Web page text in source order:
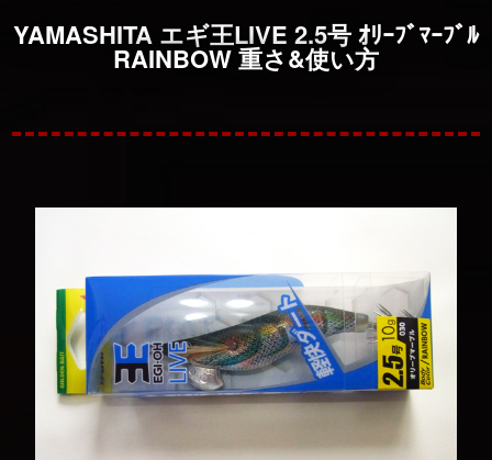
YAMASHITA エギ王LIVE 2.5号 ｵﾘｰﾌﾞﾏｰﾌﾞﾙ
RAINBOW 重さ&使い方